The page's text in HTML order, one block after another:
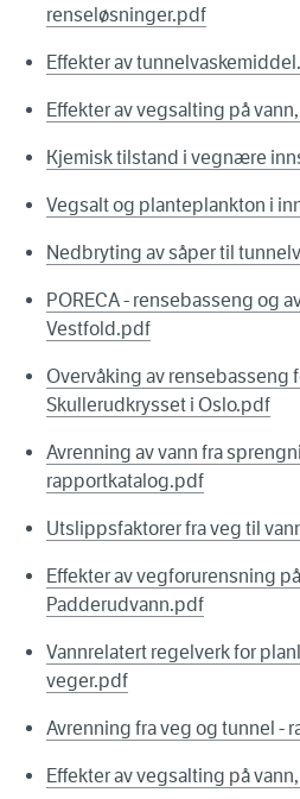
renseløsninger.pdf
Effekter av
Effekter av vegsalting på
Kjemisk tilstand i vegnære
Vegsalt og planteplankton i
Nedbryting av såper til
PORECA - rensebasseng og
Vestfold.pdf
Overvåking av rensebasseng
Skullerudkrysset i Oslo.pdf
Avrenning av vann fra
rapportkatalog.pdf
Utslippsfaktorer fra veg til
Effekter av vegforurensning
Padderudvann.pdf
Vannrelatert regelverk for
veger.pdf
Avrenning fra veg og tunnel -
Effekter av vegsalting på